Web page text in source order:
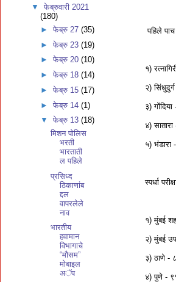
पहिले
१)
२)
३)
४)
५) भंडारा
स्पर्धा
१) मुंबई
२) मुंबई
३) ठाणे -
४) पुणे -
▼ फेब्रुवारी 2021
(180)
►फेब्रु 27(35)
►फेब्रु 23(19)
►फेब्रु 20(10)
►फेब्रु 18(14)
►फेब्रु 15(17)
►फेब्रु 14(1)
▼फेब्रु 13(18)
मिशन पोलिस
भरती
भारताती
ल पहिले
प्रसिध्द
ठिकाणांब
द्दल
वापरलेले
नाव
भारतीय
हवामान
विभागाचे
“मौसम”
मोबाइल
अॅप